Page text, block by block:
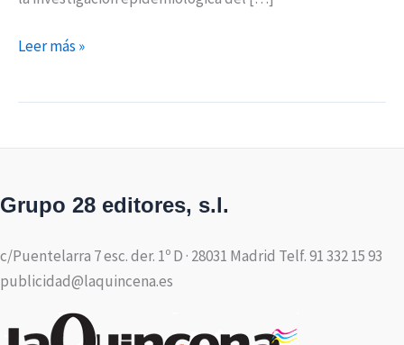
Leer más »
Grupo 28 editores, s.l.
c/Puentelarra 7 esc. der. 1º D · 28031 Madrid Telf. 91 332 15 93
publicidad@laquincena.es